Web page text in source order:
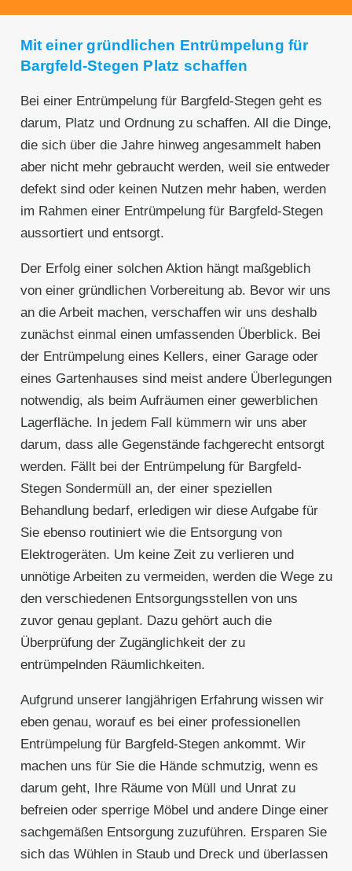
Mit einer gründlichen Entrümpelung für
Bargfeld-Stegen Platz schaffen
Bei einer Entrümpelung für Bargfeld-Stegen geht es
darum, Platz und Ordnung zu schaffen. All die Dinge,
die sich über die Jahre hinweg angesammelt haben
aber nicht mehr gebraucht werden, weil sie entweder
defekt sind oder keinen Nutzen mehr haben, werden
im Rahmen einer Entrümpelung für Bargfeld-Stegen
aussortiert und entsorgt.
Der Erfolg einer solchen Aktion hängt maßgeblich
von einer gründlichen Vorbereitung ab. Bevor wir uns
an die Arbeit machen, verschaffen wir uns deshalb
zunächst einmal einen umfassenden Überblick. Bei
der Entrümpelung eines Kellers, einer Garage oder
eines Gartenhauses sind meist andere Überlegungen
notwendig, als beim Aufräumen einer gewerblichen
Lagerfläche. In jedem Fall kümmern wir uns aber
darum, dass alle Gegenstände fachgerecht entsorgt
werden. Fällt bei der Entrümpelung für Bargfeld-
Stegen Sondermüll an, der einer speziellen
Behandlung bedarf, erledigen wir diese Aufgabe für
Sie ebenso routiniert wie die Entsorgung von
Elektrogeräten. Um keine Zeit zu verlieren und
unnötige Arbeiten zu vermeiden, werden die Wege zu
den verschiedenen Entsorgungsstellen von uns
zuvor genau geplant. Dazu gehört auch die
Überprüfung der Zugänglichkeit der zu
entrümpelnden Räumlichkeiten.
Aufgrund unserer langjährigen Erfahrung wissen wir
eben genau, worauf es bei einer professionellen
Entrümpelung für Bargfeld-Stegen ankommt. Wir
machen uns für Sie die Hände schmutzig, wenn es
darum geht, Ihre Räume von Müll und Unrat zu
befreien oder sperrige Möbel und andere Dinge einer
sachgemäßen Entsorgung zuzuführen. Ersparen Sie
sich das Wühlen in Staub und Dreck und überlassen